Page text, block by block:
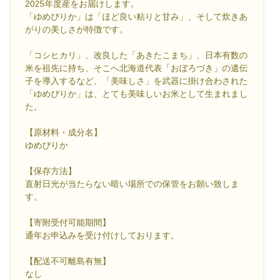
2025年度産をお届けします。
「ゆめぴりか」は「ほど良い粘りと甘み」、そして炊きあ
がりの美しさが特徴です。
「コシヒカリ」、改良した「あきたこまち」、日本有数の
米を祖先に持ち、そこへ北海道代表「おぼろづき」の遺伝
子を導入するなど、「美味しさ」を武器に掛け合わされた
「ゆめぴりか」は、とても美味しいお米として生まれまし
た。
【原材料・成分名】
ゆめぴりか
【保存方法】
直射日光が当たらない暗い場所での保管をお願い致しま
す。
【寄附受付可能期間】
通年お申込みを受け付けしております。
【配送不可離島有無】
なし